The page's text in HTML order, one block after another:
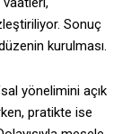
Sonuç
kurulması.
yönelimini açık
pratikte ise